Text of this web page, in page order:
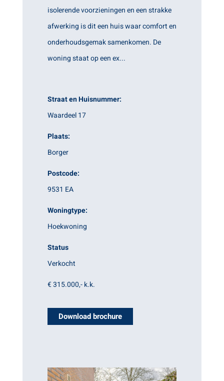
isolerende voorzieningen en een strakke
afwerking is dit een huis waar comfort en
onderhoudsgemak samenkomen. De
woning staat op een ex...
Straat en Huisnummer:
Waardeel 17
Plaats:
Borger
Postcode:
9531 EA
Woningtype:
Hoekwoning
Status
Verkocht
€ 315.000,- k.k.
Download brochure